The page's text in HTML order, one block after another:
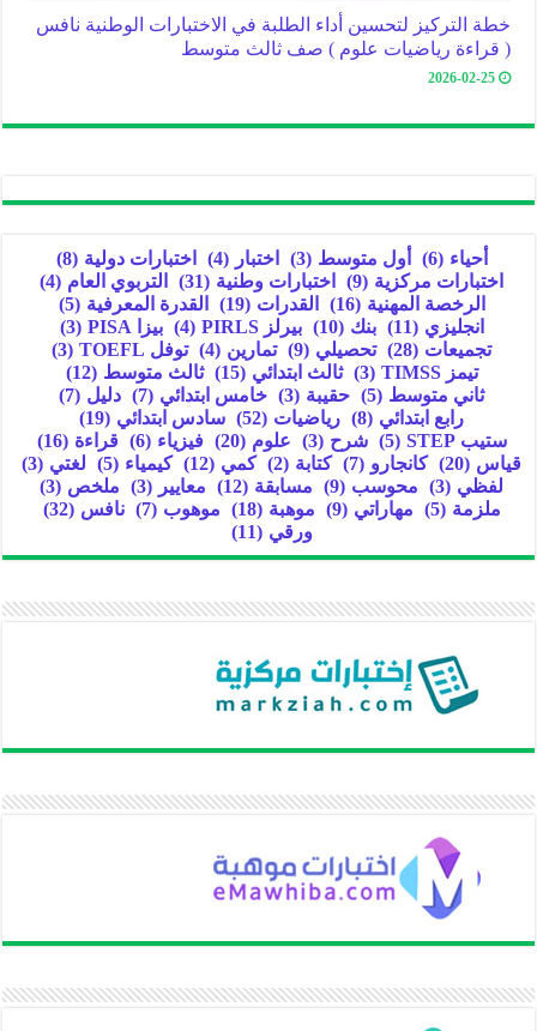
خطة التركيز لتحسين أداء الطلبة في الاختبارات الوطنية نافس
( قراءة رياضيات علوم ) صف ثالث متوسط
2026-02-25
أحياء (6) أول متوسط (3) اختبار (4) اختبارات دولية (8)
اختبارات مركزية (9) اختبارات وطنية (31) التربوي العام (4)
الرخصة المهنية (16) القدرات (19) القدرة المعرفية (5)
انجليزي (11) بنك (10) بيرلز PIRLS (4) بيزا PISA
(3)
تجميعات (28) تحصيلي (9) تمارين (4) توفل TOEFL
(3)
تيمز TIMSS
(3) ثالث ابتدائي (15) ثالث متوسط (12)
ثاني متوسط (5) حقيبة (3) خامس ابتدائي (7) دليل (7)
رابع ابتدائي (8) رياضيات (52) سادس ابتدائي (19)
ستيب STEP
(5) شرح (3) علوم (20) فيزياء (6) قراءة (16)
قياس (20) كانجارو (7) كتابة (2) كمي (12) كيمياء (5) لغتي (3)
لفظي (3) محوسب (9) مسابقة (12) معايير (3) ملخص (3)
ملزمة (5) مهاراتي (9) موهبة (18) موهوب (7) نافس (32)
ورقي (11)